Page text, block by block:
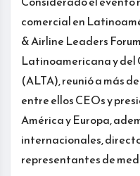
comercial en
& Airline Leaders
Latinoamericana y del
(ALTA), reunió a más
entre ellos CEOs y
América y Europa,
internacionales,
representantes de